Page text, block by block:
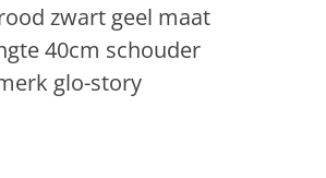
zwart geel maat
40cm schouder
glo-story